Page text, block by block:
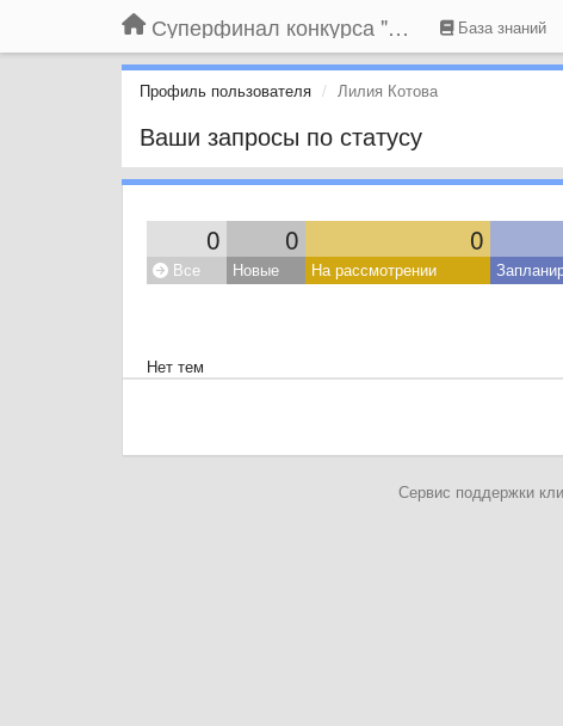
Суперфинал конкурса "Компания года-2014" на BLIZKO.ru База знаний
Профиль пользователя Лилия Котова
Ваши запросы по статусу
0 0 0
Все Новые На рассмотрении
Нет тем
Сервис поддержки